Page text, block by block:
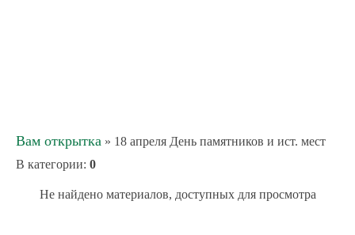
Вам открытка » 18 апреля День памятников и ист. мест
В категории: 0
Не найдено материалов, доступных для просмотра